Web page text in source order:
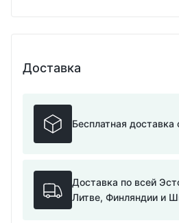
Доставка
Бесплатная доставка
Доставка по всей
Литве, Финляндии и